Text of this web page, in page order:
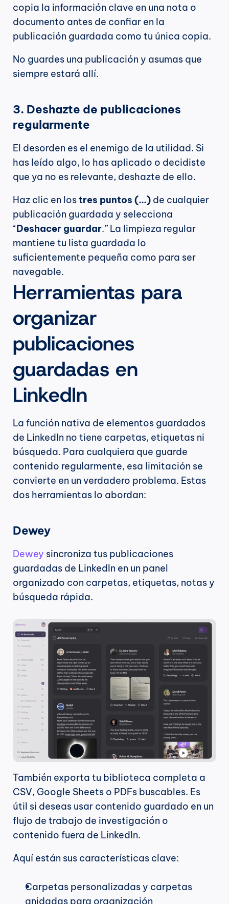
copia la información clave en una nota o
documento antes de confiar en la
publicación guardada como tu única copia.
No guardes una publicación y asumas que
siempre estará allí.
3. Deshazte de publicaciones
regularmente
El desorden es el enemigo de la utilidad. Si
has leído algo, lo has aplicado o decidiste
que ya no es relevante, deshazte de ello.
Haz clic en los tres puntos (...) de cualquier
publicación guardada y selecciona
“Deshacer guardar.” La limpieza regular
mantiene tu lista guardada lo
suficientemente pequeña como para ser
navegable.
Herramientas para
organizar
publicaciones
guardadas en
LinkedIn
La función nativa de elementos guardados
de LinkedIn no tiene carpetas, etiquetas ni
búsqueda. Para cualquiera que guarde
contenido regularmente, esa limitación se
convierte en un verdadero problema. Estas
dos herramientas lo abordan:
Dewey
Dewey sincroniza tus publicaciones
guardadas de LinkedIn en un panel
organizado con carpetas, etiquetas, notas y
búsqueda rápida.
También exporta tu biblioteca completa a
CSV, Google Sheets o PDFs buscables. Es
útil si deseas usar contenido guardado en un
flujo de trabajo de investigación o
contenido fuera de LinkedIn.
Aquí están sus características clave:
Carpetas personalizadas y carpetas
anidadas para organización